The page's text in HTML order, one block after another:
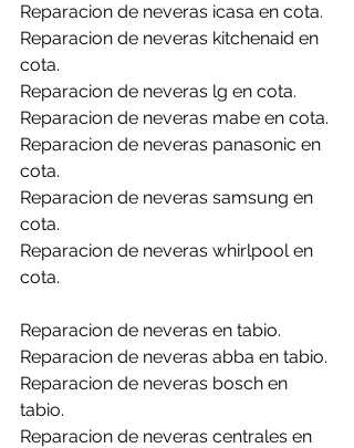
Reparacion de neveras icasa en cota.
Reparacion de neveras kitchenaid en
cota.
Reparacion de neveras lg en cota.
Reparacion de neveras mabe en cota.
Reparacion de neveras panasonic en
cota.
Reparacion de neveras samsung en
cota.
Reparacion de neveras whirlpool en
cota.
Reparacion de neveras en tabio.
Reparacion de neveras abba en tabio.
Reparacion de neveras bosch en
tabio.
Reparacion de neveras centrales en